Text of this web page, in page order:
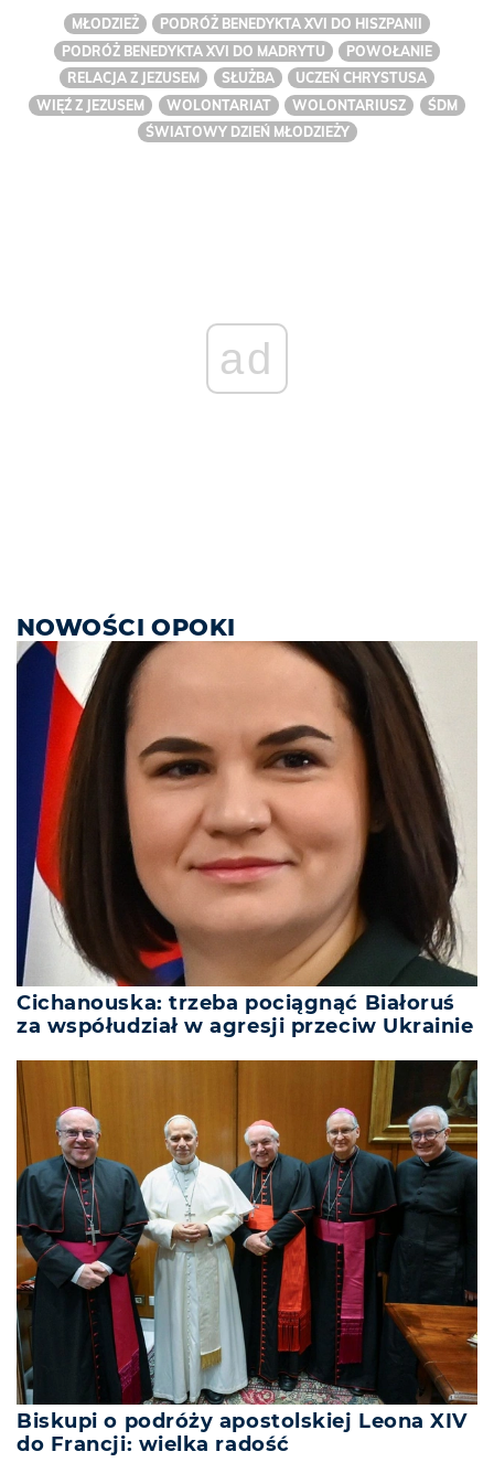
MŁODZIEŻ
PODRÓŻ BENEDYKTA XVI DO HISZPANII
PODRÓŻ BENEDYKTA XVI DO MADRYTU
POWOŁANIE
RELACJA Z JEZUSEM
SŁUŻBA
UCZEŃ CHRYSTUSA
WIĘŹ Z JEZUSEM
WOLONTARIAT WOLONTARIUSZ
ŚDM
ŚWIATOWY DZIEŃ MŁODZIEŻY
ad
NOWOŚCI OPOKI
Cichanouska: trzeba pociągnąć Białoruś
za współudział w agresji przeciw Ukrainie
Biskupi o podróży apostolskiej Leona XIV
do Francji: wielka radość